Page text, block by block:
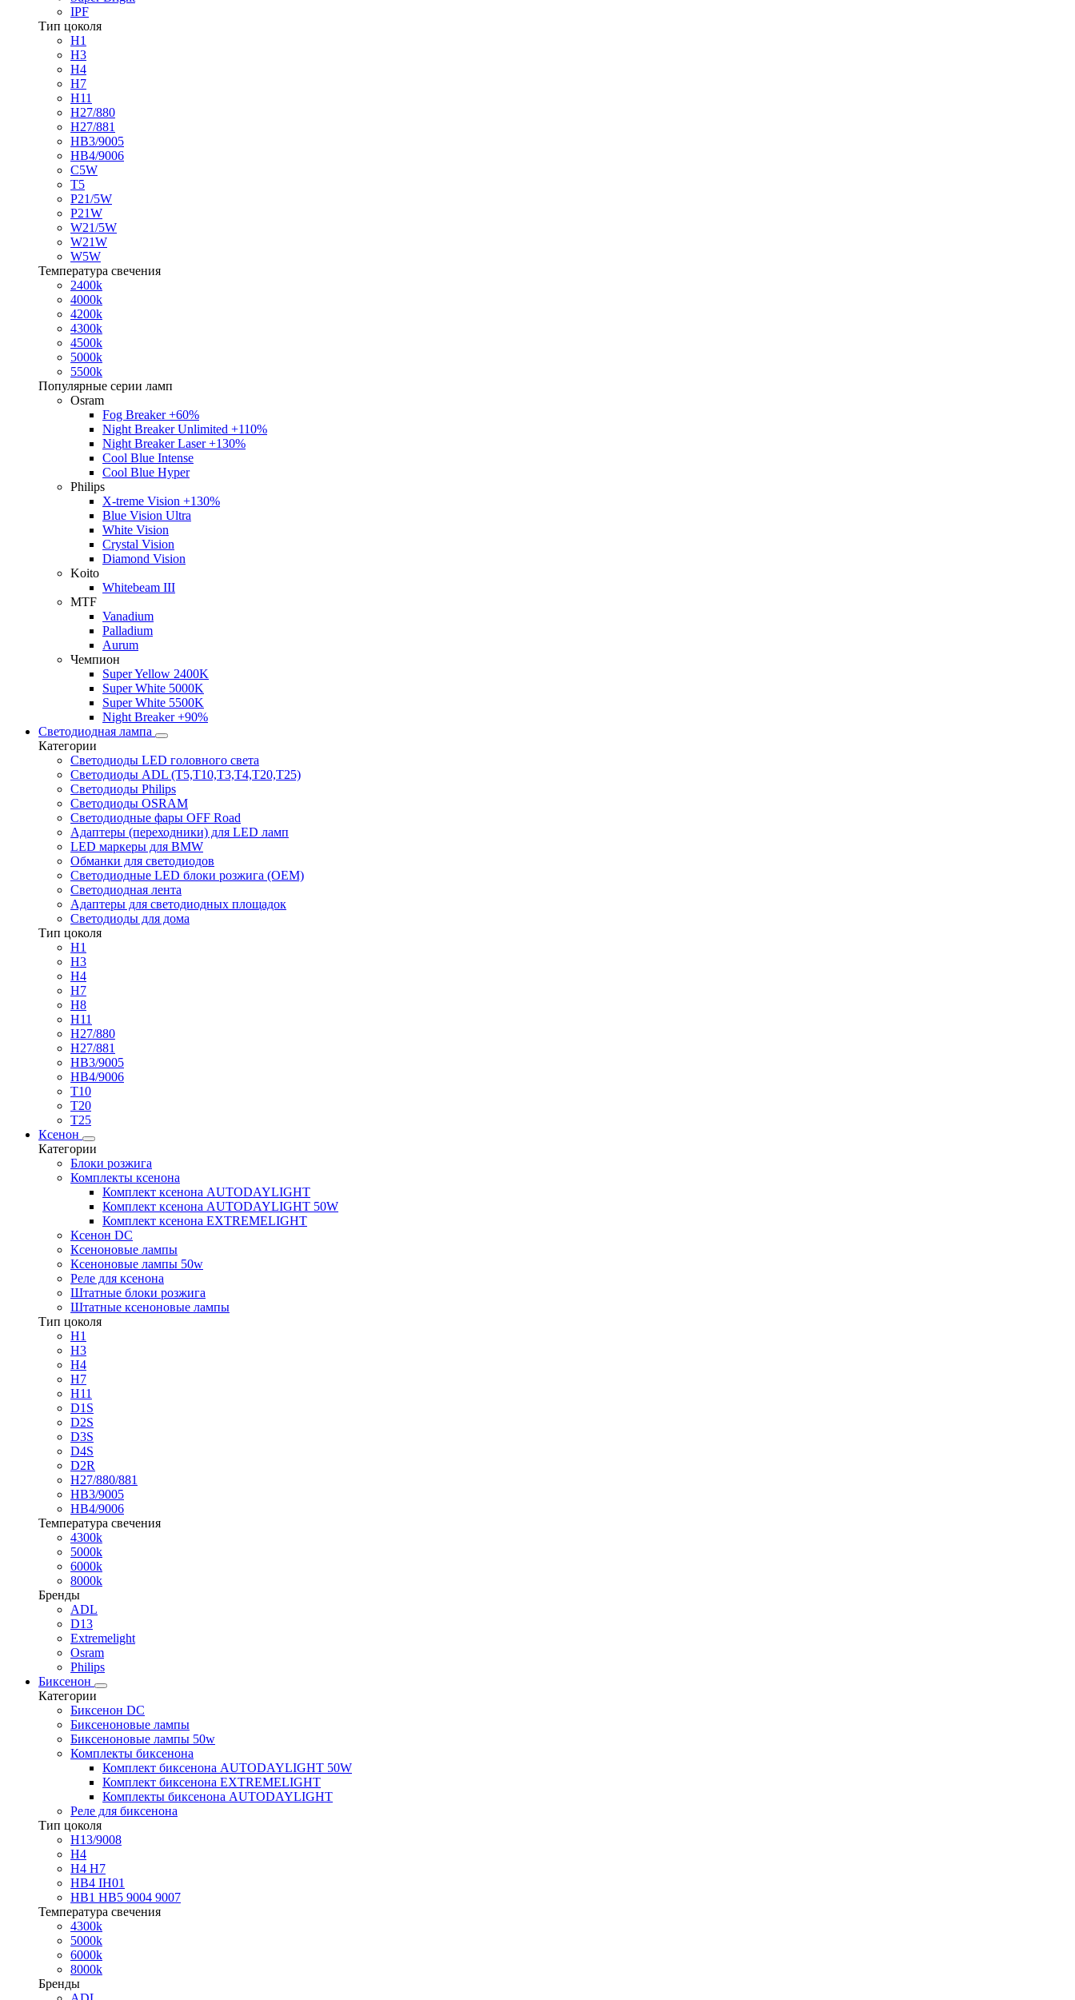
IPF
Тип цоколя
H1
H3
H4
H7
H11
H27/880
H27/881
HB3/9005
HB4/9006
C5W
T5
P21/5W
P21W
W21/5W
W21W
W5W
Температура свечения
2400k
4000k
4200k
4300k
4500k
5000k
5500k
Популярные серии ламп
Osram
Fog Breaker +60%
Night Breaker Unlimited +110%
Night Breaker Laser +130%
Cool Blue Intense
Cool Blue Hyper
Philips
X-treme Vision +130%
Blue Vision Ultra
White Vision
Crystal Vision
Diamond Vision
Koito
Whitebeam III
MTF
Vanadium
Palladium
Aurum
Чемпион
Super Yellow 2400K
Super White 5000K
Super White 5500K
Night Breaker +90%
Светодиодная лампа
Категории
Светодиоды LED головного света
Светодиоды ADL (T5,T10,T3,T4,T20,T25)
Светодиоды Philips
Светодиоды OSRAM
Светодиодные фары OFF Road
Адаптеры (переходники) для LED ламп
LED маркеры для BMW
Обманки для светодиодов
Светодиодные LED блоки розжига (OEM)
Светодиодная лента
Адаптеры для светодиодных площадок
Светодиоды для дома
Тип цоколя
H1
H3
H4
H7
H8
H11
H27/880
H27/881
HB3/9005
HB4/9006
T10
T20
T25
Ксенон
Категории
Блоки розжига
Комплекты ксенона
Комплект ксенона AUTODAYLIGHT
Комплект ксенона AUTODAYLIGHT 50W
Комплект ксенона EXTREMELIGHT
Ксенон DC
Ксеноновые лампы
Ксеноновые лампы 50w
Реле для ксенона
Штатные блоки розжига
Штатные ксеноновые лампы
Тип цоколя
H1
H3
H4
H7
H11
D1S
D2S
D3S
D4S
D2R
H27/880/881
HB3/9005
HB4/9006
Температура свечения
4300k
5000k
6000k
8000k
Бренды
ADL
D13
Extremelight
Osram
Philips
Биксенон
Категории
Биксенон DC
Биксеноновые лампы
Биксеноновые лампы 50w
Комплекты биксенона
Комплект биксенона AUTODAYLIGHT 50W
Комплект биксенона EXTREMELIGHT
Комплекты биксенона AUTODAYLIGHT
Реле для биксенона
Тип цоколя
H13/9008
H4
H4 H7
HB4 IH01
HB1 HB5 9004 9007
Температура свечения
4300k
5000k
6000k
8000k
Бренды